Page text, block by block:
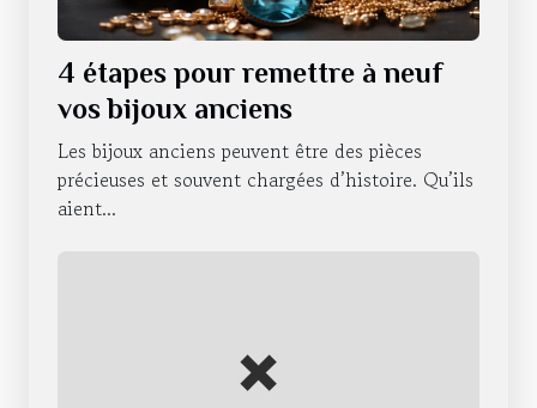
4 étapes pour remettre à neuf
vos bijoux anciens
Les bijoux anciens peuvent être des pièces
précieuses et souvent chargées d’histoire. Qu’ils
aient...